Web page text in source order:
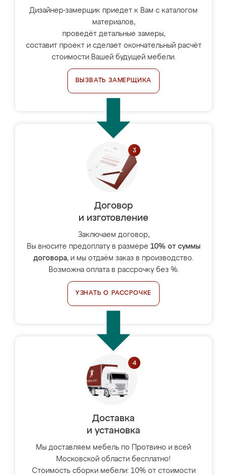
Дизайнер-замерщик приедет к Вам с каталогом
материалов,
проведёт детальные замеры,
составит проект и сделает окончательный расчёт
стоимости Вашей будущей мебели.
ВЫЗВАТЬ ЗАМЕРЩИКА
Договор
и изготовление
Заключаем договор,
Вы вносите предоплату в размере 10% от суммы
договора, и мы отдаём заказ в производство.
Возможна оплата в рассрочку без %.
УЗНАТЬ О РАССРОЧКЕ
Доставка
и установка
Мы доставляем мебель по Протвино и всей
Московской области бесплатно!
Стоимость сборки мебели: 10% от стоимости